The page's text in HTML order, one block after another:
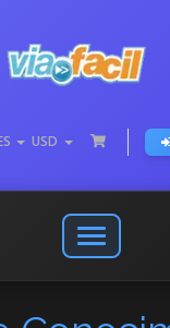
USD
Abrir
o
menú